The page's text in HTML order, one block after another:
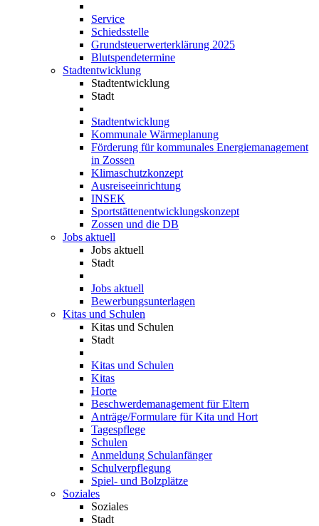
Service
Schiedsstelle
Grundsteuerwerterklärung 2025
Blutspendetermine
Stadtentwicklung
Stadtentwicklung
Stadt
Stadtentwicklung
Kommunale Wärmeplanung
Förderung für kommunales Energiemanagement
in Zossen
Klimaschutzkonzept
Ausreiseeinrichtung
INSEK
Sportstättenentwicklungskonzept
Zossen und die DB
Jobs aktuell
Jobs aktuell
Stadt
Jobs aktuell
Bewerbungsunterlagen
Kitas und Schulen
Kitas und Schulen
Stadt
Kitas und Schulen
Kitas
Horte
Beschwerdemanagement für Eltern
Anträge/Formulare für Kita und Hort
Tagespflege
Schulen
Anmeldung Schulanfänger
Schulverpflegung
Spiel- und Bolzplätze
Soziales
Soziales
Stadt